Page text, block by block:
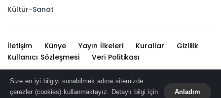
Kültür-Sanat
İletişim Künye Yayın İlkeleri Kurallar
Gizlilik
Kullanıcı Sözleşmesi
Veri Politikası
iktibas edilemez. Kanuna aykırı ve izinsiz olarak
kopyalanamaz, başka yerde yayınlanamaz.
Size en iyi bilgiyi sunabilmek adına sitemizde
çerezler (cookies) kullanmaktayız. Detaylı bilgi için
Anladım